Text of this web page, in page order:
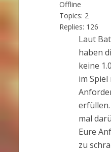
Offline
Topics: 2
Replies: 126
Laut
haben
keine
im
mal
Eure
zu